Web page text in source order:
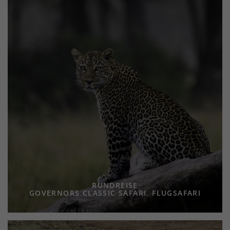
RUNDREISE
GOVERNORS CLASSIC SAFARI, FLUGSAFARI